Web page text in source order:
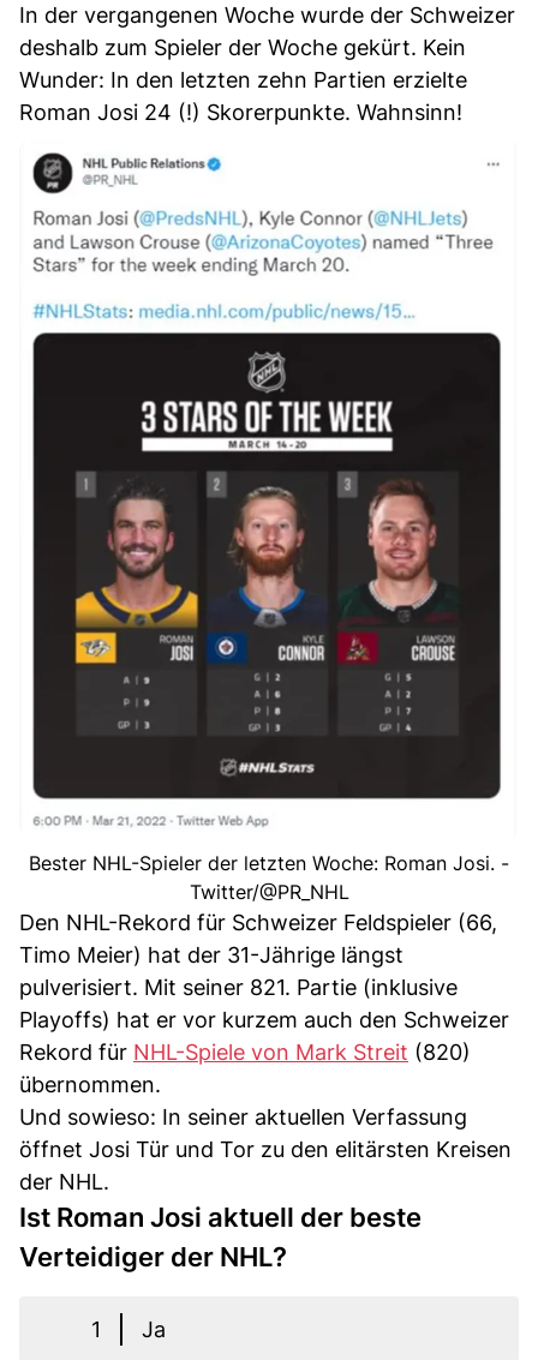
In der vergangenen Woche wurde der Schweizer
deshalb zum Spieler der Woche gekürt. Kein
Wunder: In den letzten zehn Partien erzielte
Roman Josi 24 (!) Skorerpunkte. Wahnsinn!
Bester NHL-Spieler der letzten Woche: Roman Josi. -
Twitter/@PR_NHL
Den NHL-Rekord für Schweizer Feldspieler (66,
Timo Meier) hat der 31-Jährige längst
pulverisiert. Mit seiner 821. Partie (inklusive
Playoffs) hat er vor kurzem auch den Schweizer
Rekord für NHL-Spiele von Mark Streit (820)
übernommen.
Und sowieso: In seiner aktuellen Verfassung
öffnet Josi Tür und Tor zu den elitärsten Kreisen
der NHL.
Ist Roman Josi aktuell der beste
Verteidiger der NHL?
1 Ja